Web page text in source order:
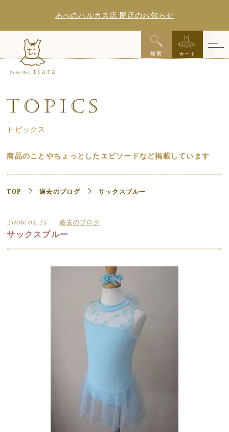
あべのハルカス店 閉店のお知らせ
x
検索 カート
トピックス
商品のことやちょっとしたエピソードなど掲載しています
TOP 過去のブログ サックスブルー
2009.05.25 過去のブログ
サックスブルー